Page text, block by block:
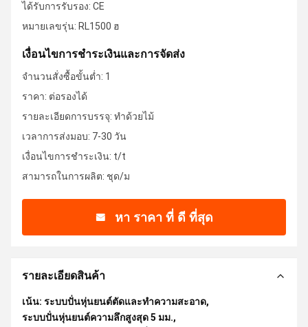
ได้รับการรับรอง: CE
หมายเลขรุ่น: RL1500 ฮ
เงื่อนไขการชําระเงินและการจัดส่ง
จำนวนสั่งซื้อขั้นต่ำ: 1
ราคา: ต่อรองได้
รายละเอียดการบรรจุ: ทำด้วยไม้
เวลาการส่งมอบ: 7-30 วัน
เงื่อนไขการชำระเงิน: t/t
สามารถในการผลิต: ชุด/ม
หา ราคา ที่ ดี ที่สุด
รายละเอียดสินค้า
เน้น: ระบบปั่นหุ่นยนต์ตัดและทําความสะอาด,
ระบบปั่นหุ่นยนต์ความลึกสูงสุด 5 มม.,